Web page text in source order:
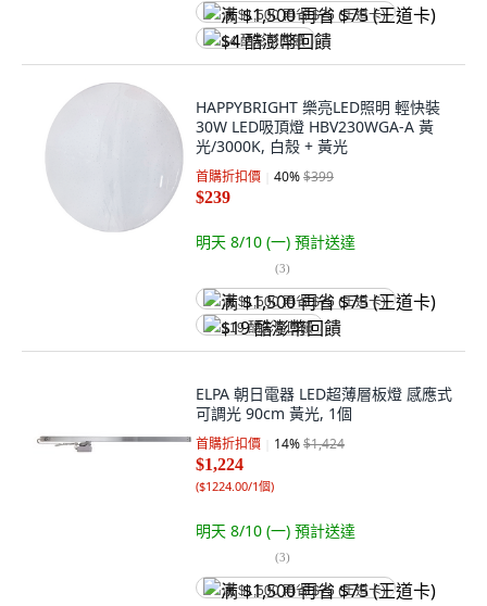
满 $1,500 再省 $75 (王道卡)
$4 酷澎幣回饋
HAPPYBRIGHT 樂亮LED照明 輕快裝
30W LED吸頂燈 HBV230WGA-A 黃
光/3000K, 白殼 + 黃光
首購折扣價 40%$399
$239
明天 8/10 (一) 預計送達
(3)
满 $1,500 再省 $75 (王道卡)
$19 酷澎幣回饋
ELPA 朝日電器 LED超薄層板燈 感應式
可調光 90cm 黃光, 1個
首購折扣價 14%$1,424
$1,224
($1224.00/1個)
明天 8/10 (一) 預計送達
(3)
满 $1,500 再省 $75 (王道卡)